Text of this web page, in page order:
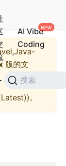
AI Vibe
Coding
搜索
版的文
)。